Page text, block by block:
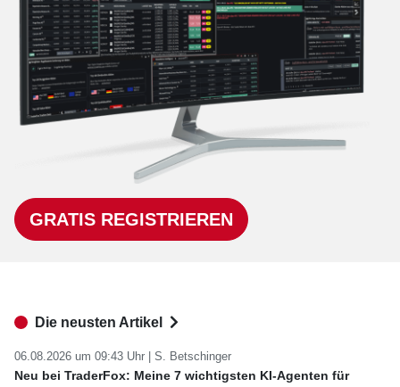
GRATIS REGISTRIEREN
Die neusten Artikel
06.08.2026 um 09:43 Uhr | S. Betschinger
Neu bei TraderFox: Meine 7 wichtigsten KI-Agenten für